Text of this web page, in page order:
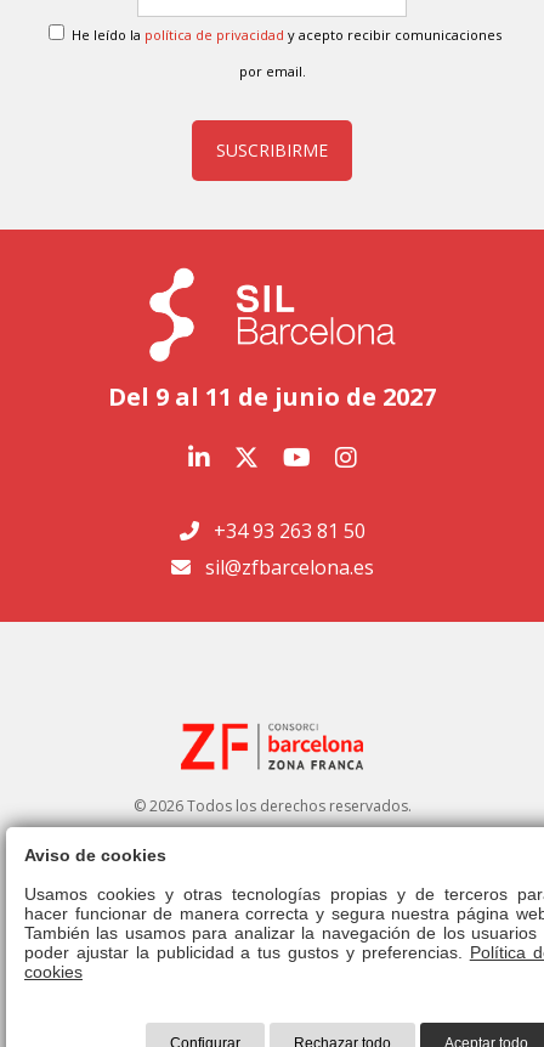
He leído la política de privacidad y acepto recibir comunicaciones
por email.
SUSCRIBIRME
Del 9 al 11 de junio de 2027
+34 93 263 81 50
sil@zfbarcelona.es
© 2026 Todos los derechos reservados.
Aviso legal|Política de privacidad|Política de cookies|Canal ético|
Derecho de admisión|Normativa
Aviso de cookies
Usamos cookies y otras tecnologías propias y de terceros
hacer funcionar de manera correcta y segura nuestra página
También las usamos para analizar la navegación de los usuarios
poder ajustar la publicidad a tus gustos y preferencias. Política
cookies
Configurar Rechazar todo Aceptar todo